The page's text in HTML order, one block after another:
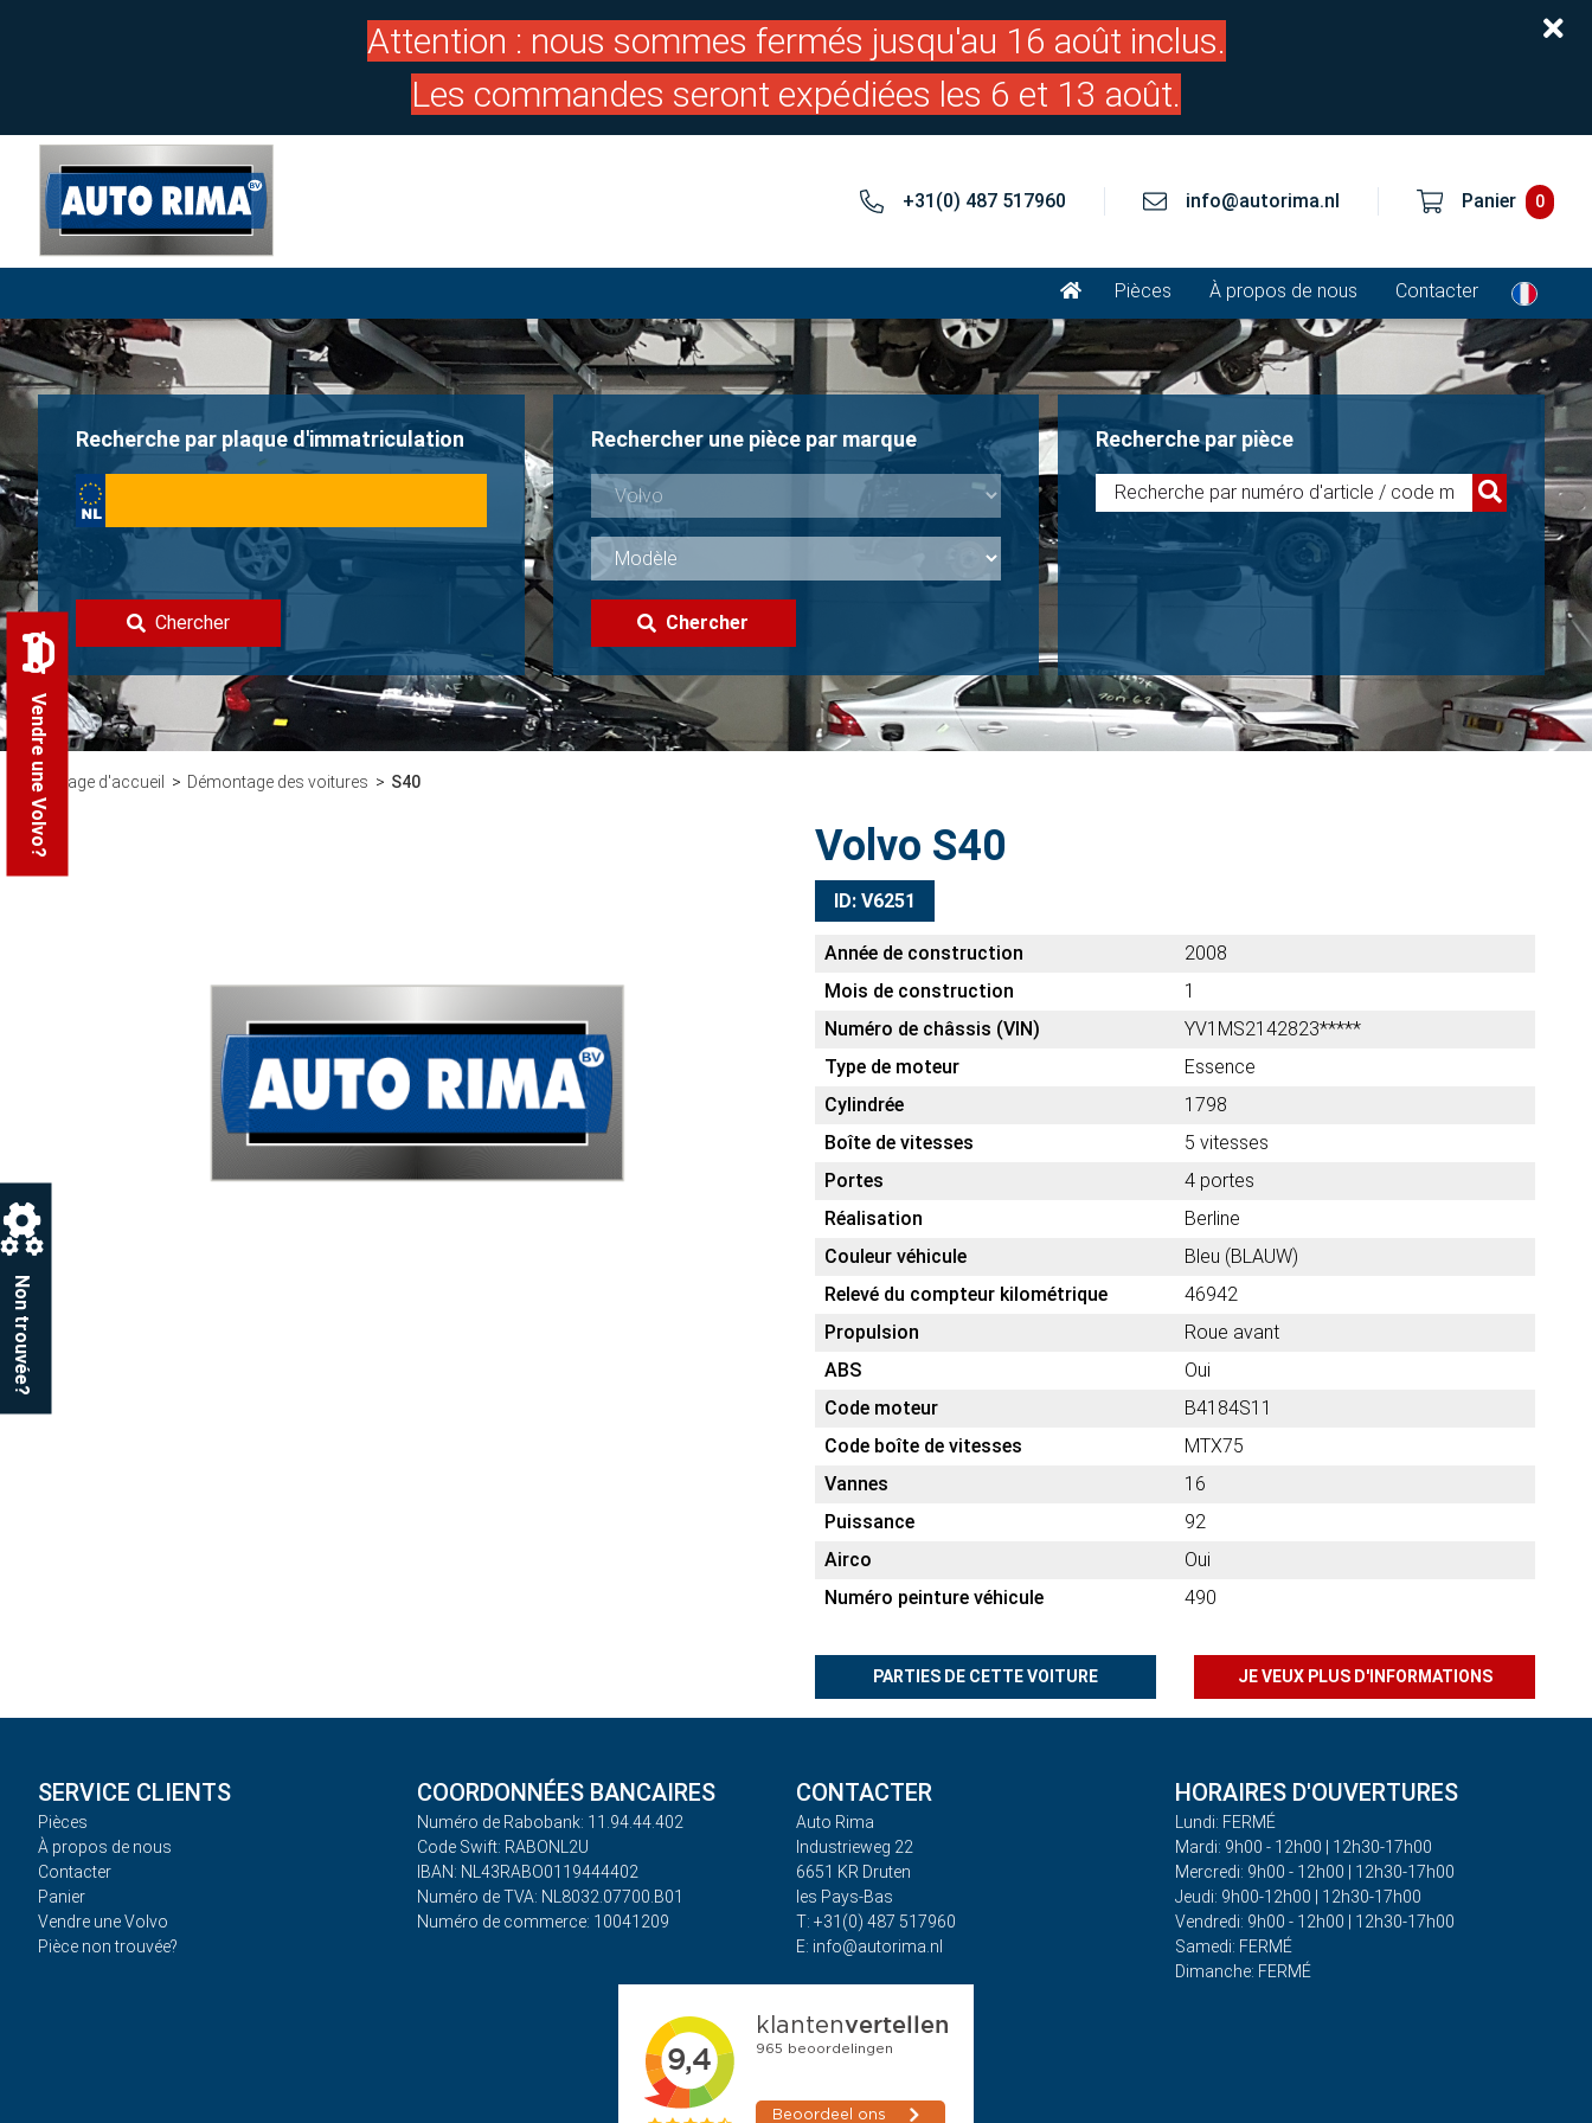
Attention : nous sommes fermés jusqu'au 16 août inclus.
Les commandes seront expédiées les 6 et 13 août.
+31(0) 487 517960 info@autorima.nl Panier 0
Pièces À propos de nous Contacter
Recherche par plaque d'immatriculation
Chercher
Rechercher une pièce par marque
Chercher
Recherche par pièce
Page d'accueil Démontage des voitures S40
Volvo S40
ID: V6251
Année de construction
2008
Mois de construction
1
Numéro de châssis (VIN)
YV1MS2142823*****
Type de moteur
Essence
Cylindrée
1798
Boîte de vitesses
5 vitesses
Portes
4 portes
Réalisation
Berline
Couleur véhicule
Bleu (BLAUW)
Relevé du compteur kilométrique
46942
Propulsion
Roue avant
ABS
Oui
Code moteur
B4184S11
Code boîte de vitesses
MTX75
Vannes
16
Puissance
92
Airco
Oui
Numéro peinture véhicule
490
PARTIES DE CETTE VOITURE JE VEUX PLUS D'INFORMATIONS
SERVICE CLIENTS
Pièces
À propos de nous
Contacter
Panier
Vendre une Volvo
Pièce non trouvée?
COORDONNÉES BANCAIRES
Numéro de Rabobank: 11.94.44.402
Code Swift: RABONL2U
IBAN: NL43RABO0119444402
Numéro de TVA: NL8032.07700.B01
Numéro de commerce: 10041209
CONTACTER
Auto Rima
Industrieweg 22
6651 KR Druten
les Pays-Bas
T: +31(0) 487 517960
E: info@autorima.nl
HORAIRES D'OUVERTURES
Lundi: FERMÉ
Mardi: 9h00 - 12h00 | 12h30-17h00
Mercredi: 9h00 - 12h00 | 12h30-17h00
Jeudi: 9h00-12h00 | 12h30-17h00
Vendredi: 9h00 - 12h00 | 12h30-17h00
Samedi: FERMÉ
Dimanche: FERMÉ
Vendre une Volvo?
Non trouvée?